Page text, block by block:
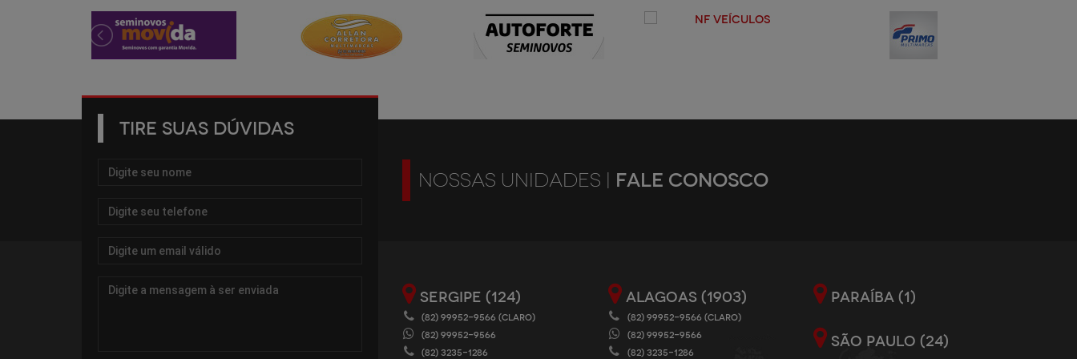
TIRE SUAS DÚVIDAS
NOSSAS UNIDADES | FALE CONOSCO
SERGIPE (124)
(82) 99952-9566 (CLARO)
(82) 99952-9566
(82) 3235-1286
ALAGOAS (1903)
(82) 99952-9566 (CLARO)
(82) 99952-9566
(82) 3235-1286
PARAÍBA (1)
SÃO PAULO (24)